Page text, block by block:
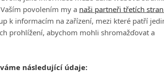
povolením my a naši partneři třetích
k informacím na zařízení, mezi které patří
prohlížení, abychom mohli shromažďovat a
následující údaje: